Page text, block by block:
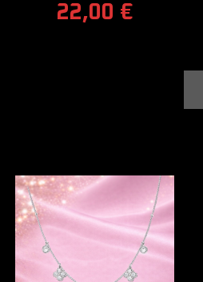
22,00 €